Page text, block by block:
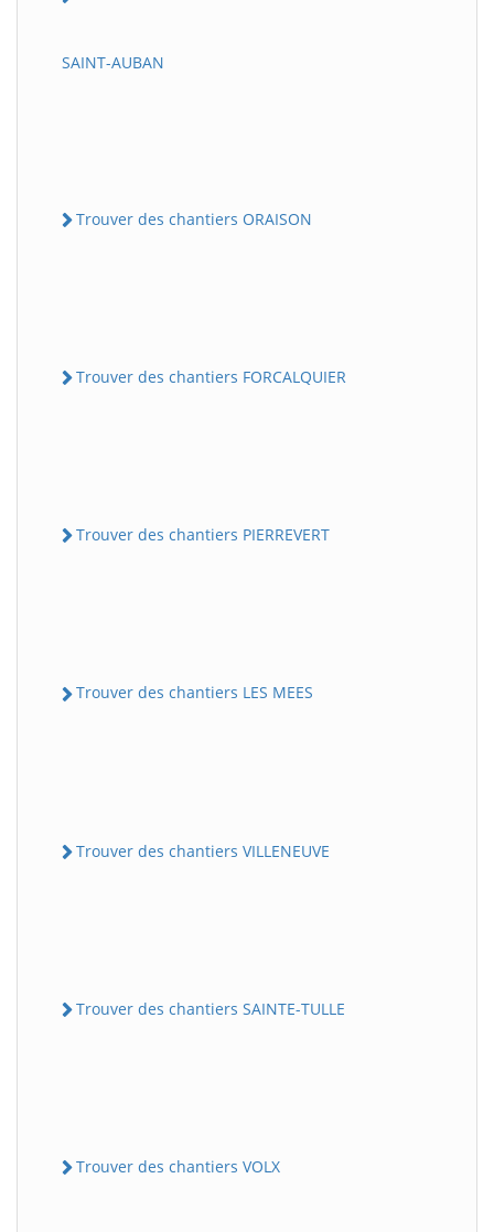
SAINT-AUBAN
Trouver des chantiers ORAISON
Trouver des chantiers FORCALQUIER
Trouver des chantiers PIERREVERT
Trouver des chantiers LES MEES
Trouver des chantiers VILLENEUVE
Trouver des chantiers SAINTE-TULLE
Trouver des chantiers VOLX